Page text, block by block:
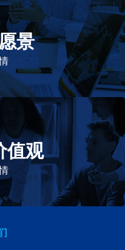
景
全球提供优质和患者可
的价值。
值观
展的基石。集团上下以
标而共同奋斗。